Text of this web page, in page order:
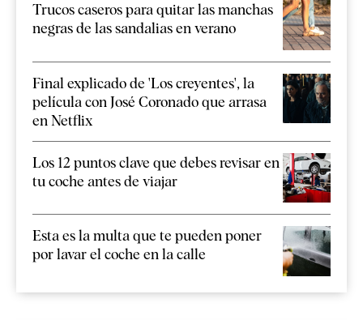
Trucos caseros para quitar las manchas
negras de las sandalias en verano
Final explicado de 'Los creyentes', la
película con José Coronado que arrasa
en Netflix
Los 12 puntos clave que debes revisar en
tu coche antes de viajar
Esta es la multa que te pueden poner
por lavar el coche en la calle